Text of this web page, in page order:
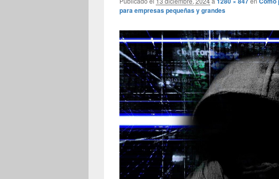
para empresas pequeñas y grandes